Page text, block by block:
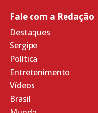
Fale com a Redação
Destaques
Sergipe
Política
Entretenimento
Vídeos
Brasil